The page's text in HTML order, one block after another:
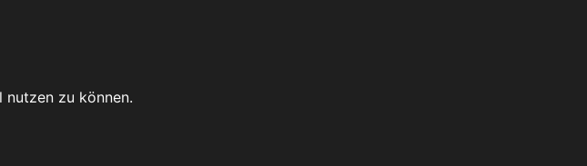
nutzen zu können.